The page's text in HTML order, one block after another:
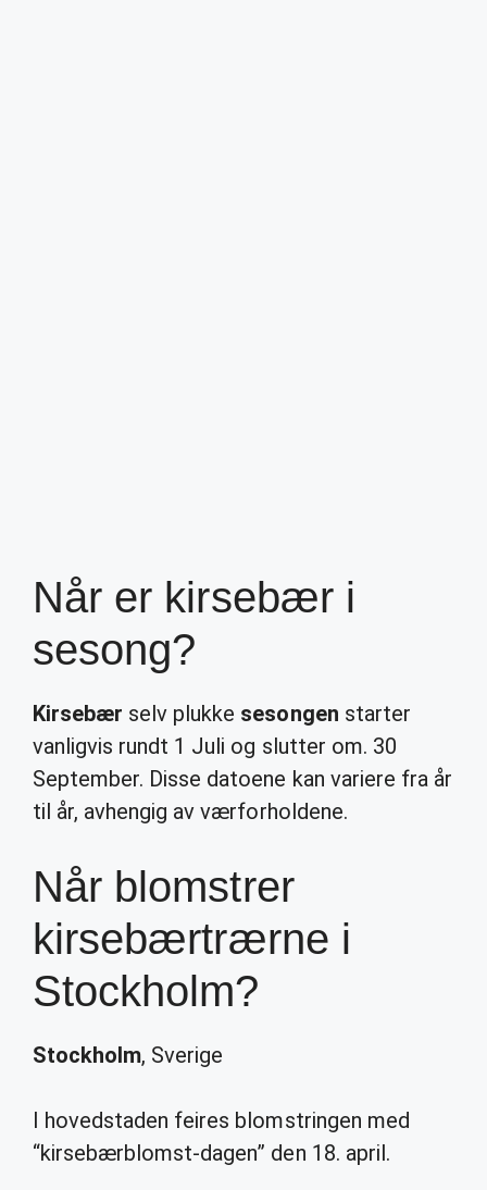
Når er kirsebær i
sesong?
Kirsebær selv plukke sesongen starter
vanligvis rundt 1 Juli og slutter om. 30
September. Disse datoene kan variere fra år
til år, avhengig av værforholdene.
Når blomstrer
kirsebærtrærne i
Stockholm?
Stockholm, Sverige
I hovedstaden feires blomstringen med
“kirsebærblomst-dagen” den 18. april.